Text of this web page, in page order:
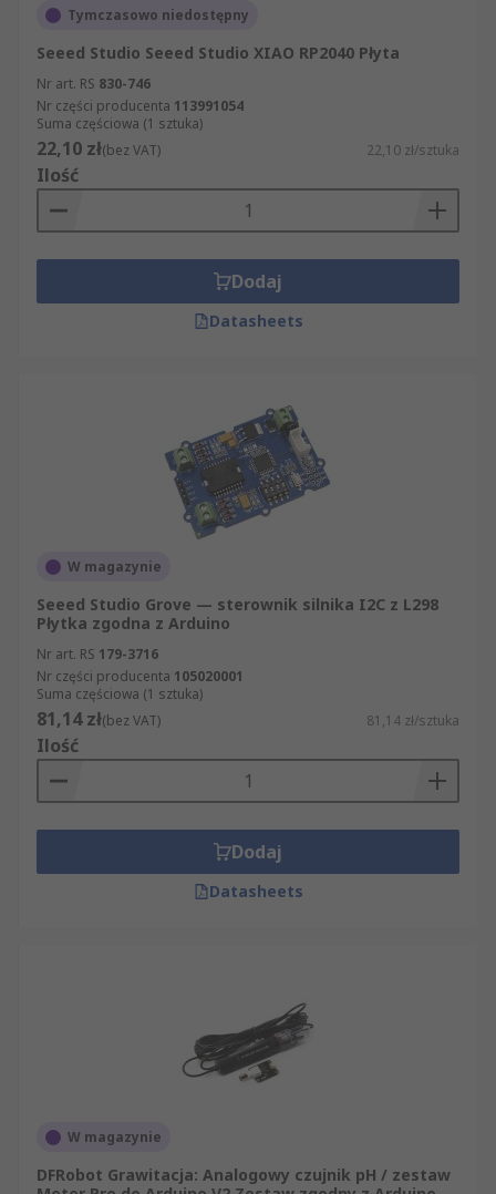
Tymczasowo niedostępny
Seeed Studio Seeed Studio XIAO RP2040 Płyta
Nr art. RS 830-746
Nr części producenta 113991054
Suma częściowa (1 sztuka)
22,10 zł(bez VAT) 22,10 zł/sztuka
Ilość
Dodaj
Datasheets
W magazynie
Seeed Studio Grove — sterownik silnika I2C z L298
Płytka zgodna z Arduino
Nr art. RS 179-3716
Nr części producenta 105020001
Suma częściowa (1 sztuka)
81,14 zł(bez VAT) 81,14 zł/sztuka
Ilość
Dodaj
Datasheets
W magazynie
DFRobot Grawitacja: Analogowy czujnik pH / zestaw